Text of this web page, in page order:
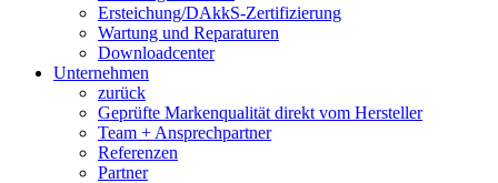
Ersteichung/DAkkS-Zertifizierung
Wartung und Reparaturen
Downloadcenter
Unternehmen
zurück
Geprüfte Markenqualität direkt vom Hersteller
Team + Ansprechpartner
Referenzen
Partner